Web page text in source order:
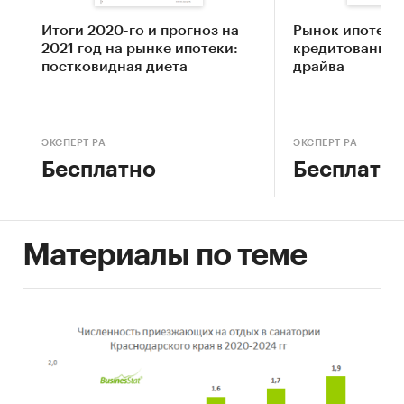
данных «Амикрон-консалтинг», включающая в
себя данные статистики, министерств и
ведомств, аналитических и рейтинговых
Кредиты
Краснодарский край
Итоги 2020-го и прогноз на
2021 год на рынке ипотеки:
постковидная диета
ЭКСПЕРТ РА
Бесплатно
Рынок
кредитования:
драйва
ЭКСПЕРТ РА
Материалы по теме